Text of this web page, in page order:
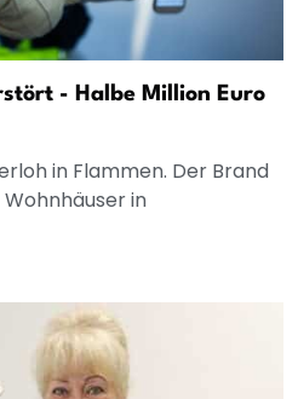
- Halbe Million Euro
in Flammen. Der Brand
in